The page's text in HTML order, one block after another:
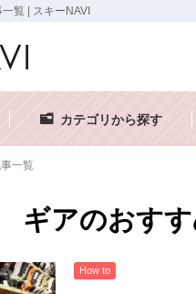
覧 | スキーNAVI
カテゴリから探す
一覧
ギアのおすす
How to